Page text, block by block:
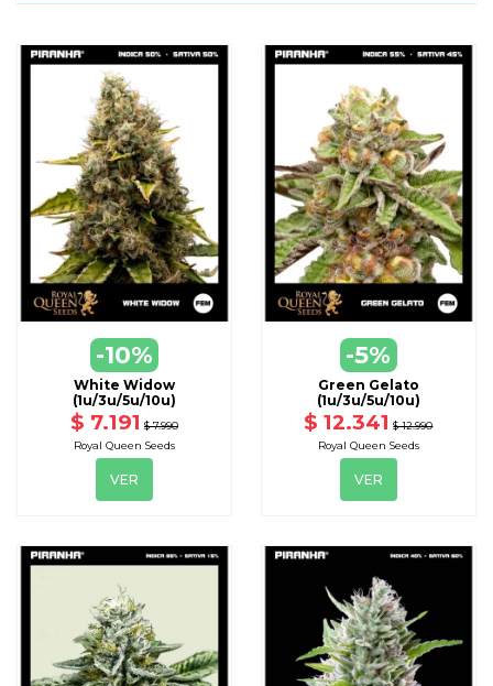
-10%
VER
CON OTRAS OPCIONES
White Widow
(1u/3u/5u/10u)
$ 7.191 $ 7.990
Royal Queen Seeds
VER
-5%
VER
DISPONIBLE CON OTRAS
Green Gelato
(1u/3u/5u/10u)
$ 12.341 $ 12.990
Royal Queen Seeds
VER